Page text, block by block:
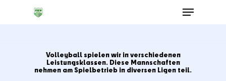
Volleyball spielen wir in verschiedenen
Leistungsklassen. Diese Mannschaften
nehmen amSpielbetrieb in diversen Ligen teil.